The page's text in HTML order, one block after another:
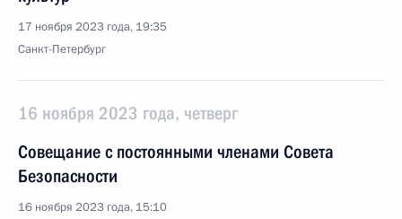
17 ноября 2023 года, 19:35
Санкт-Петербург
16 ноября 2023 года, четверг
Совещание с постоянными членами Совета
Безопасности
16 ноября 2023 года, 15:10